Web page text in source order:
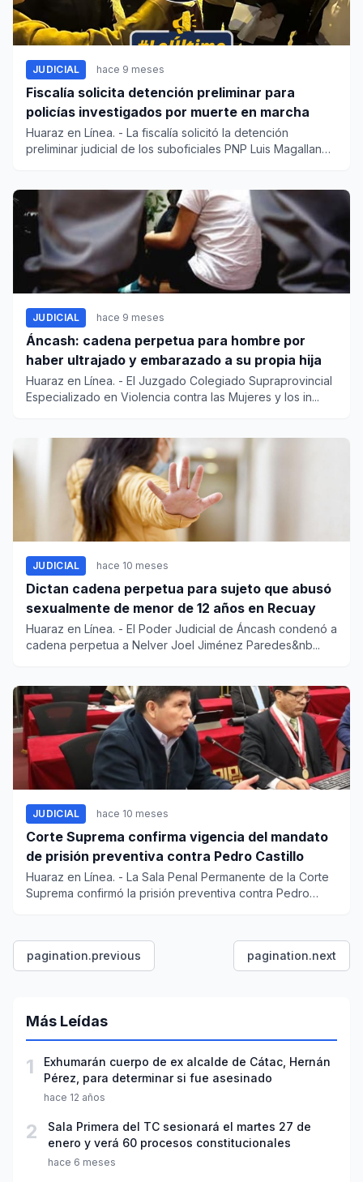
JUDICIAL hace 9 meses
Fiscalía solicita detención preliminar para
policías investigados por muerte en marcha
Huaraz en Línea. - La fiscalía solicitó la detención
preliminar judicial de los suboficiales PNP Luis Magallanes
JUDICIAL hace 9 meses
Áncash: cadena perpetua para hombre por
haber ultrajado y embarazado a su propia hija
Huaraz en Línea. - El Juzgado Colegiado Supraprovincial
Especializado en Violencia contra las Mujeres y los in...
JUDICIAL hace 10 meses
Dictan cadena perpetua para sujeto que abusó
sexualmente de menor de 12 años en Recuay
Huaraz en Línea. - El Poder Judicial de Áncash condenó a
cadena perpetua a Nelver Joel Jiménez Paredes&nb...
JUDICIAL hace 10 meses
Corte Suprema confirma vigencia del mandato
de prisión preventiva contra Pedro Castillo
Huaraz en Línea. - La Sala Penal Permanente de la Corte
Suprema confirmó la prisión preventiva contra Pedro
pagination.previous pagination.next
Más Leídas
1
Exhumarán cuerpo de ex alcalde de Cátac, Hernán
Pérez, para determinar si fue asesinado
hace 12 años
2
Sala Primera del TC sesionará el martes 27 de
enero y verá 60 procesos constitucionales
hace 6 meses